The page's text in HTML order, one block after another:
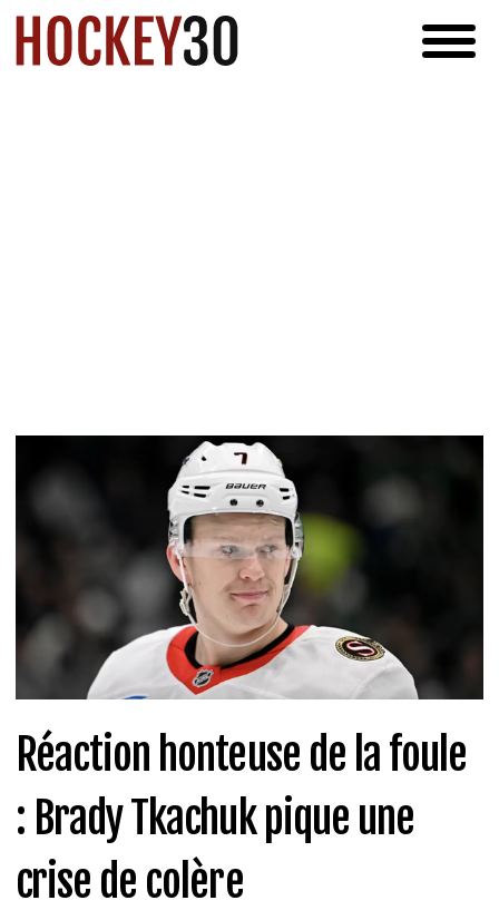
Réaction honteuse de la foule
: Brady Tkachuk pique une
crise de colère